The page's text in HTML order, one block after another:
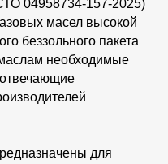
04958734-157-2025)
масел высокой
беззольного пакета
необходимые
для